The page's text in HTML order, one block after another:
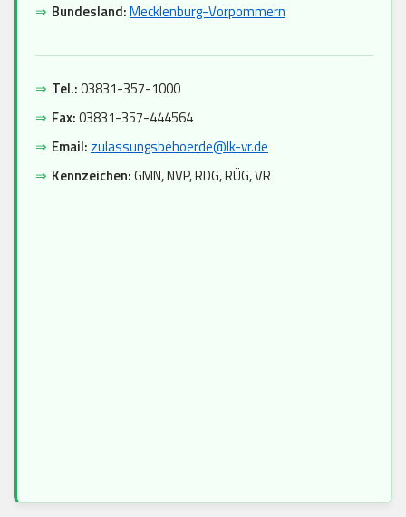
⇒ Bundesland:Mecklenburg-Vorpommern
⇒ Tel.:03831-357-1000
⇒ Fax:03831-357-444564
⇒ Email: zulassungsbehoerde@lk-vr.de
⇒ Kennzeichen:GMN, NVP, RDG, RÜG, VR